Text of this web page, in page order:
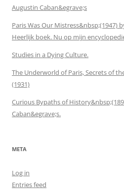
Augustin Caban&egrave;s
Paris Was Our Mistress&nbsp;(1947)
Heerlijk boek. Nu op mijn
Studies in a Dying Culture.
The Underworld of Paris, Secrets of
(1931)
Curious Bypaths of
Caban&egrave;s.
META
Log in
Entries feed